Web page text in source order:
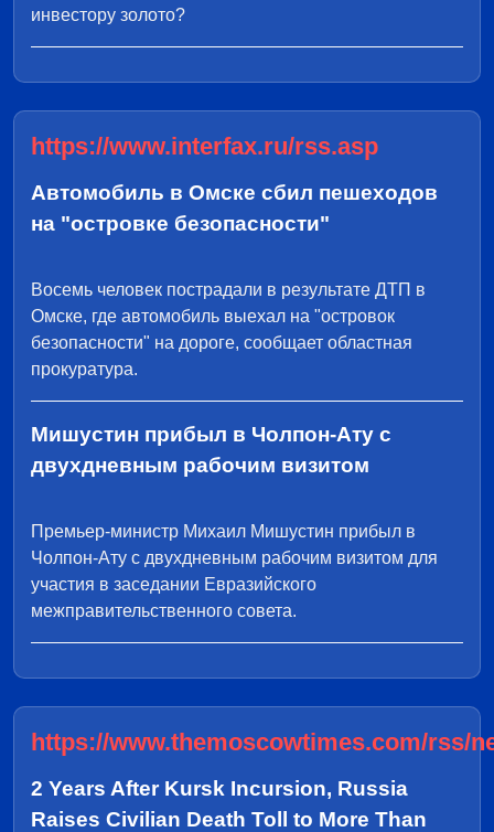
инвестору золото?
https://www.interfax.ru/rss.asp
Автомобиль в Омске сбил пешеходов
на "островке безопасности"
Восемь человек пострадали в результате ДТП в
Омске, где автомобиль выехал на "островок
безопасности" на дороге, сообщает областная
прокуратура.
Мишустин прибыл в Чолпон-Ату с
двухдневным рабочим визитом
Премьер-министр Михаил Мишустин прибыл в
Чолпон-Ату с двухдневным рабочим визитом для
участия в заседании Евразийского
межправительственного совета.
https://www.themoscowtimes.com/rss/
2 Years After Kursk Incursion, Russia
Raises Civilian Death Toll to More Than